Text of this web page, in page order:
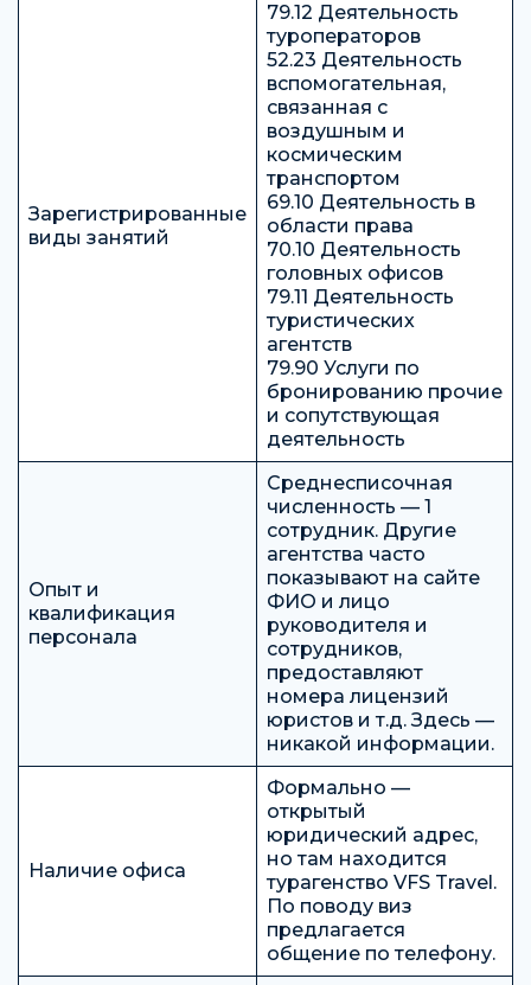
Зарегистрированные
виды занятий
79.12 Деятельность
туроператоров
52.23 Деятельность
вспомогательная,
связанная с
воздушным и
космическим
транспортом
69.10 Деятельность в
области права
70.10 Деятельность
головных офисов
79.11 Деятельность
туристических
агентств
79.90 Услуги по
бронированию прочие
и сопутствующая
деятельность
Опыт и
квалификация
персонала
Среднесписочная
численность — 1
сотрудник. Другие
агентства часто
показывают на сайте
ФИО и лицо
руководителя и
сотрудников,
предоставляют
номера лицензий
юристов и т.д. Здесь —
никакой информации.
Наличие офиса
Формально —
открытый
юридический адрес,
но там находится
турагенство VFS Travel.
По поводу виз
предлагается
общение по телефону.